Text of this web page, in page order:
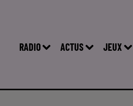
RADIO ACTUS JEUX